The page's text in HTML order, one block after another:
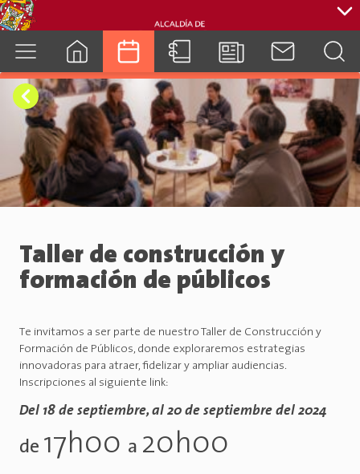
cuenca.gob.ec
Taller de construcción y
formación de públicos
Te invitamos a ser parte de nuestro Taller de Construcción y
Formación de Públicos, donde exploraremos estrategias
innovadoras para atraer, fidelizar y ampliar audiencias.
Inscripciones al siguiente link:
Del 18 de septiembre, al 20 de septiembre del 2024
de 17h00 a 20h00